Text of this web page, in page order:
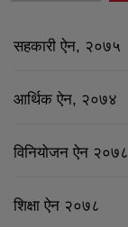
सहकारी ऐन, २०७५
आर्थिक ऐन, २०७४
विनियोजन ऐन २०७८
शिक्षा ऐन २०७८